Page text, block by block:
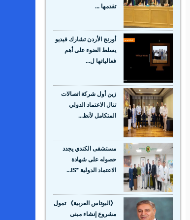
تقدمها ...
أورنج الأردن تشارك فيديو
يسلط الضوء على أهم
فعالياتها ل...
زين أول شركة اتصالات
تنال الاعتماد الدولي
المتكامل لأنظ...
مستشفى الكندي يجدد
حصوله على شهادة
الاعتماد الدولية *IS...
《البوتاس العربية》 تمول
مشروع إنشاء مبنى